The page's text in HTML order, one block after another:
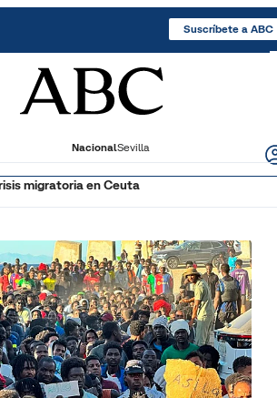
Suscríbete a ABC
NacionalSevilla
migratoria en Ceuta